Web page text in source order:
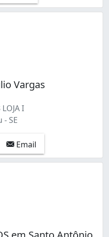
Vargas
I
SE
Email